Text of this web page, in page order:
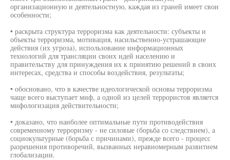
организационную и деятельностную, каждая из граней имеет свои
особенности;
• раскрыта структура терроризма как деятельности: субъекты и
объекты терроризма, мотивация, насильственно-устрашающие
действия (их угроза), использование информационных
технологий для трансляции своих идей населению и
правительству для принуждения их к принятию решений в своих
интересах, средства и способы воздействия, результаты;
• обосновано, что в качестве идеологической основы терроризма
чаще всего выступает миф, а одной из целей террористов является
мифологизация действительности;
• доказано, что наиболее оптимальные пути противодействия
современному терроризму - не силовые (борьба со следствием), а
социокультурные (борьба с причинами), прежде всего - процесс
разрешения противоречий, вызванных неравномерным развитием
глобализации.